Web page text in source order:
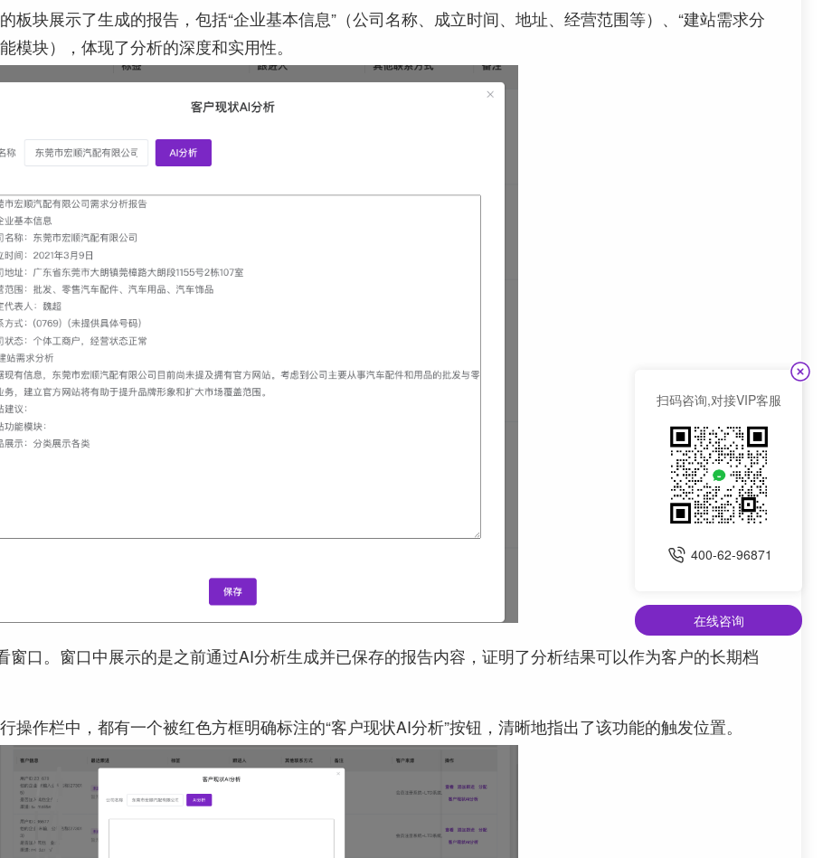
板块展示了生成的报告，包括“企业基本信息”（公司名称、成立时间、地址、经营范围等）、“建站需求分
模块），体现了分析的深度和实用性。
窗口。窗口中展示的是之前通过AI分析生成并已保存的报告内容，证明了分析结果可以作为客户的长期档
作栏中，都有一个被红色方框明确标注的“客户现状AI分析”按钮，清晰地指出了该功能的触发位置。
扫码咨询,对接VIP客服
400-62-96871
在线咨询